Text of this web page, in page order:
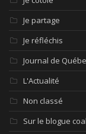
Je partage
Je réfléchis
Journal de
L'Actualité
Non classé
Sur le blogue